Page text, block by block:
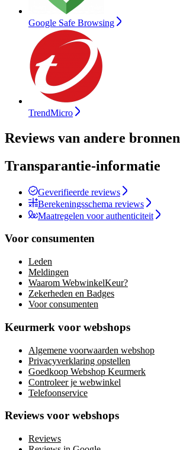
Google Safe Browsing
TrendMicro
Reviews van andere bronnen
Transparantie-informatie
Geverifieerde reviews
Berekeningsschema reviews
Maatregelen voor authenticiteit
Voor consumenten
Leden
Meldingen
Waarom WebwinkelKeur?
Zekerheden en Badges
Voor consumenten
Keurmerk voor webshops
Algemene voorwaarden webshop
Privacyverklaring opstellen
Goedkoop Webshop Keurmerk
Controleer je webwinkel
Telefoonservice
Reviews voor webshops
Reviews